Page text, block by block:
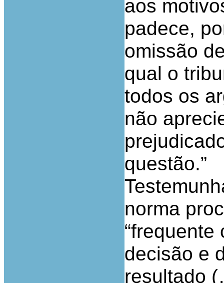
aos
padece,
omissão
qual o
todos os
não
questão.”
norma
decisão e
resultado